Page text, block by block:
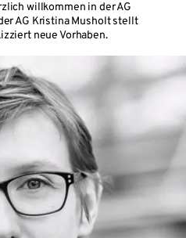
willkommen in der AG
AG Kristina Musholt stellt
neue Vorhaben.